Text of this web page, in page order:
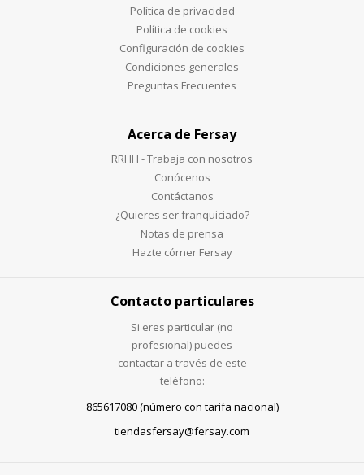
Política de privacidad
Política de cookies
Configuración de cookies
Condiciones generales
Preguntas Frecuentes
Acerca de Fersay
RRHH - Trabaja con nosotros
Conócenos
Contáctanos
¿Quieres ser franquiciado?
Notas de prensa
Hazte córner Fersay
Contacto particulares
Si eres particular (no
profesional) puedes
contactar a través de este
teléfono:
865617080 (número con tarifa nacional)
tiendasfersay@fersay.com